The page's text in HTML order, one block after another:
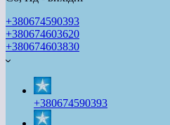
+380674590393
+380674603620
+380674603830
+380674590393